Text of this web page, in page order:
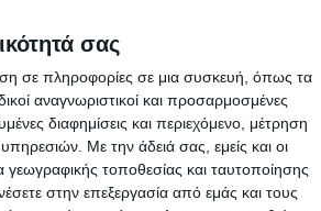
σας
σε πληροφορίες σε μια συσκευή, όπως τα
αναγνωριστικοί και προσαρμοσμένες
διαφημίσεις και περιεχόμενο, μέτρηση
Με την άδειά σας, εμείς και οι
τοποθεσίας και ταυτοποίησης
στην επεξεργασία από εμάς και τους
το Σάββατο
με τις
ΟΗΕ, που
η
και